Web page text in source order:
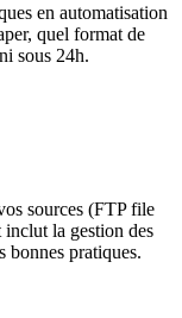
en automatisation
quel format de
sous 24h.
sources (FTP file
la gestion des
bonnes pratiques.